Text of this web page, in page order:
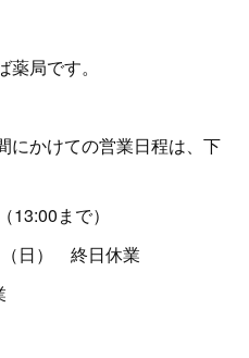
局です。
にかけての営業日程は、下
まで）
日） 終日休業